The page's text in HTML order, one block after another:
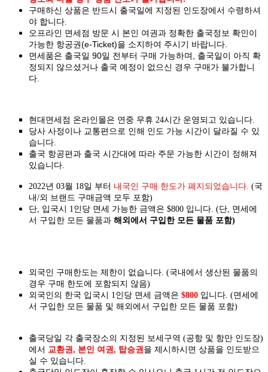
구매하신 상품은 반드시 출국일에 지정된 인도장에서 수령하셔
야 합니다.
오프라인 면세점 방문 시 본인 여권과 정확한 출국정보 확인이
가능한 항공권(e-Ticket)을 소지하여 주시기 바랍니다.
면세품은 출국일 90일 전부터 구매 가능하며, 출국일이 아직 확
정되지 않으셨거나 출국 예정이 없으신 경우 구매가 불가합니
다.
현대면세점 온라인몰은 연중 무휴 24시간 운영되고 있습니다.
당사 사정이나 교통편으로 인해 인도 가능 시간이 달라질 수 있
습니다.
출국 항공편과 출국 시간대에 따라 주문 가능한 시간이 정해져
있습니다.
2022년 03월 18일 부터 내국인 구매 한도가 폐지되었습니다. (국
내/외 브랜드 구매금액 모두 포함)
단, 입국시 1인당 면세 가능한 금액은 $800 입니다. (단, 면세에
서 구입한 모든 물품과 해외에서 구입한 모든 물품 포함)
외국인 구매한도는 제한이 없습니다. (국내에서 생산된 물품의
경우 구매 한도에 포함되지 않음)
외국인의 한국 입국시 1인당 면세 금액은 $800 입니다. (면세에
서 구입한 모든 물품 및 해외에서 구입한 모든 물품 포함)
출국당일 각 출국장소의 지정된 보세구역 (공항 및 항만 인도장)
에서 교환권, 본인 여권, 탑승권 을 제시하시면 상품을 인도 받으
실 수 있습니다.